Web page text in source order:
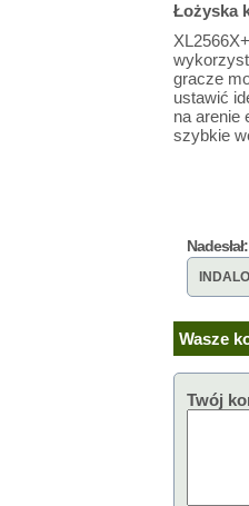
Łożyska
gracze
ustawić
na arenie
szybkie
Nadesłał:
INDALO
Wasze
Twój